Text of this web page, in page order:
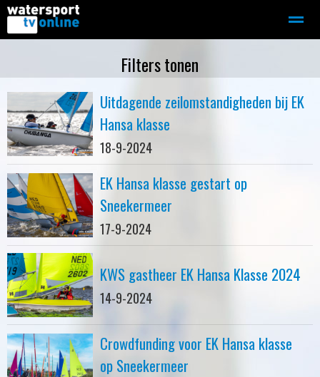
Motorboot-sloep Adverteren
Home
Filters tonen
Uitdagende zeilomstandigheden bij EK
Hansa klasse
18-9-2024
EK Hansa klasse gestart op
Sneekermeer
17-9-2024
KWS gastheer EK Hansa Klasse 2024
14-9-2024
Crowdfunding voor EK Hansa klasse
op Sneekermeer